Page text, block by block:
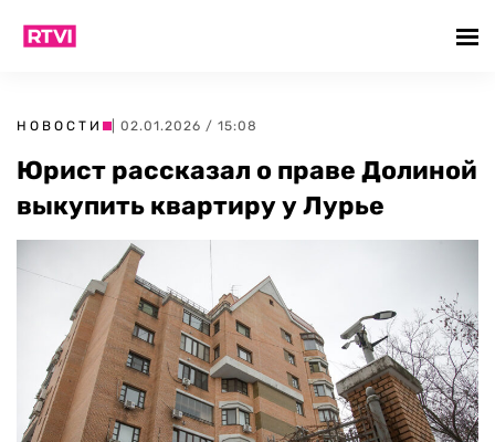
НОВОСТИ | 02.01.2026 / 15:08
Юрист рассказал о праве Долиной
выкупить квартиру у Лурье